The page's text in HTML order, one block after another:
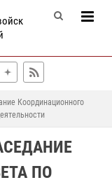
Координационного
ПО